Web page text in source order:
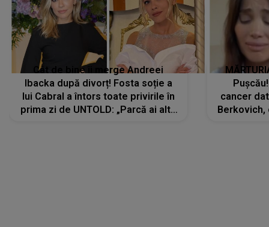
Cât de bine îi merge Andreei
Ibacka după divorț! Fosta soție a
lui Cabral a întors toate privirile în
prima zi de UNTOLD: „Parcă ai altă
cancer